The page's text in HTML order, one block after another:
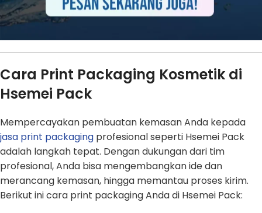
Cara Print Packaging Kosmetik di
Hsemei Pack
Mempercayakan pembuatan kemasan Anda kepada
jasa print packaging profesional seperti Hsemei Pack
adalah langkah tepat. Dengan dukungan dari tim
profesional, Anda bisa mengembangkan ide dan
merancang kemasan, hingga memantau proses kirim.
Berikut ini cara print packaging Anda di Hsemei Pack: